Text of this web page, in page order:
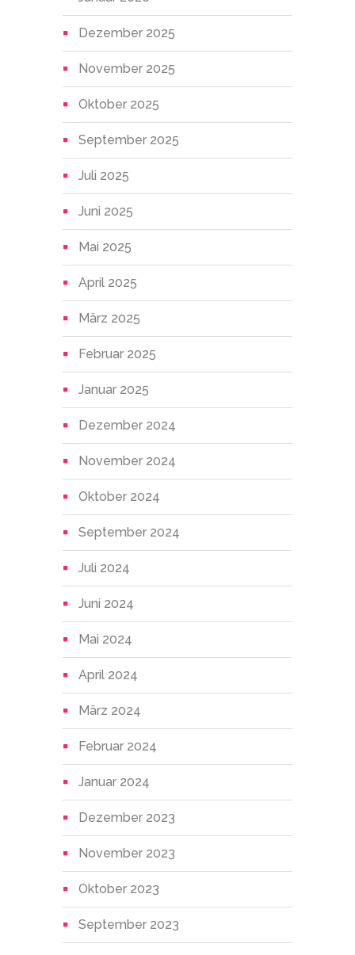
Dezember 2025
November 2025
Oktober 2025
September 2025
Juli 2025
Juni 2025
Mai 2025
April 2025
März 2025
Februar 2025
Januar 2025
Dezember 2024
November 2024
Oktober 2024
September 2024
Juli 2024
Juni 2024
Mai 2024
April 2024
März 2024
Februar 2024
Januar 2024
Dezember 2023
November 2023
Oktober 2023
September 2023